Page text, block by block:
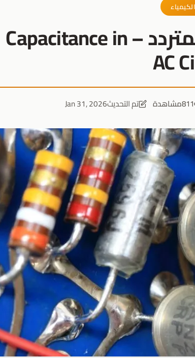
السعة في دوائر التيار المتردد – Capacitance in
AC
811مشاهدة تم التحديثJan 31, 2026